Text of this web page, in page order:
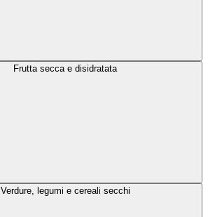
Frutta secca e disidratata
Verdure, legumi e cereali secchi